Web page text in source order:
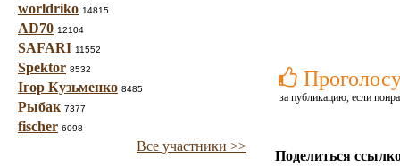
worldriko 14815
AD70 12104
SAFARI 11552
Spektor 8532
Ігор Кузьменко 8485
Рыбак 7377
fischer 6098
Все участники >>
за публикацию, если
Поделиться